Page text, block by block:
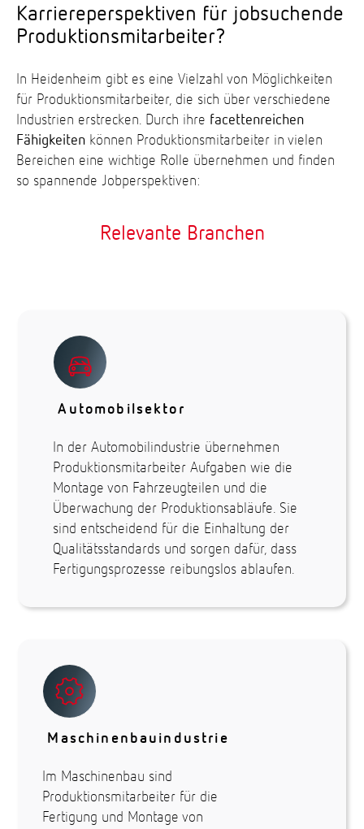
Karriereperspektiven für jobsuchende
Produktionsmitarbeiter?
In Heidenheim gibt es eine Vielzahl von Möglichkeiten
für Produktionsmitarbeiter, die sich über verschiedene
Industrien erstrecken. Durch ihre facettenreichen
Fähigkeiten können Produktionsmitarbeiter in vielen
Bereichen eine wichtige Rolle übernehmen und finden
so spannende Jobperspektiven:
Relevante Branchen
Automobilsektor
In der Automobilindustrie übernehmen
Produktionsmitarbeiter Aufgaben wie die
Montage von Fahrzeugteilen und die
Überwachung der Produktionsabläufe. Sie
sind entscheidend für die Einhaltung der
Qualitätsstandards und sorgen dafür, dass
Fertigungsprozesse reibungslos ablaufen.
Maschinenbauindustrie
Im Maschinenbau sind
Produktionsmitarbeiter für die
Fertigung und Montage von